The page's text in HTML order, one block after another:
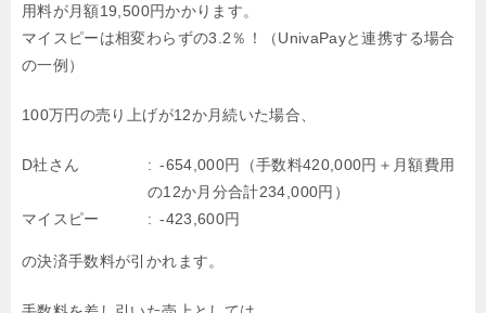
用料が月額19,500円かかります。
マイスピーは相変わらずの3.2％！（UnivaPayと連携する場合
の一例）
100万円の売り上げが12か月続いた場合、
D社さん
-654,000円（手数料420,000円＋月額費用
の12か月分合計234,000円）
マイスピー
-423,600円
の決済手数料が引かれます。